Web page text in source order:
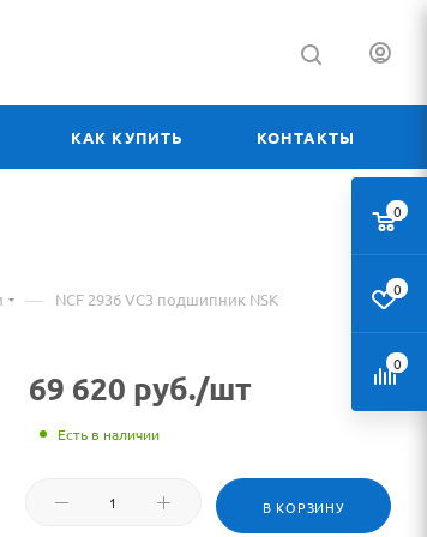
КАК КУПИТЬ КОНТАКТЫ
— NCF 2936 VC3 подшипник NSK
69 620 руб./шт
Есть в наличии
В КОРЗИНУ
0
0
0